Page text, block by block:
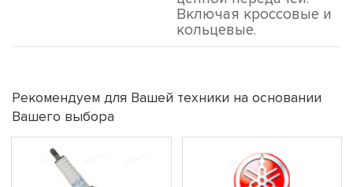
Включая кроссовые и
кольцевые.
Рекомендуем для Вашей техники на основании
Вашего выбора